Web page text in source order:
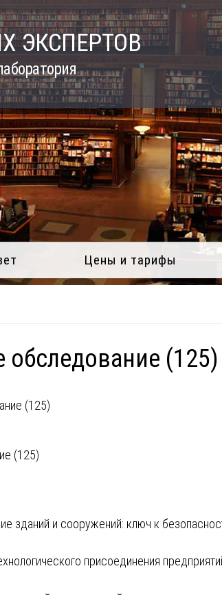
ЭКСПЕРТОВ
Цены и тарифы
обследование (125)
(125)
зданий и сооружений: ключ к
присоединения